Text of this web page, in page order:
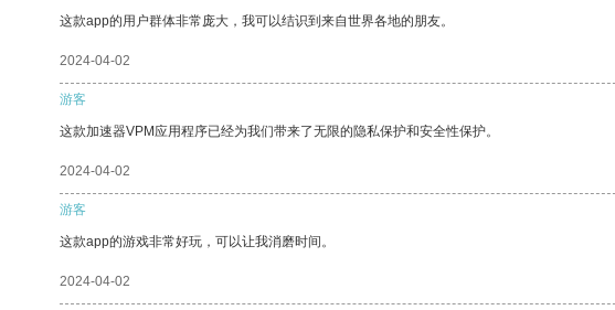
这款app的用户群体非常庞大，我可以结识到来自世界各地的朋友。
2024-04-02
游客
这款加速器VPM应用程序已经为我们带来了无限的隐私保护和安全性保护。
2024-04-02
游客
这款app的游戏非常好玩，可以让我消磨时间。
2024-04-02